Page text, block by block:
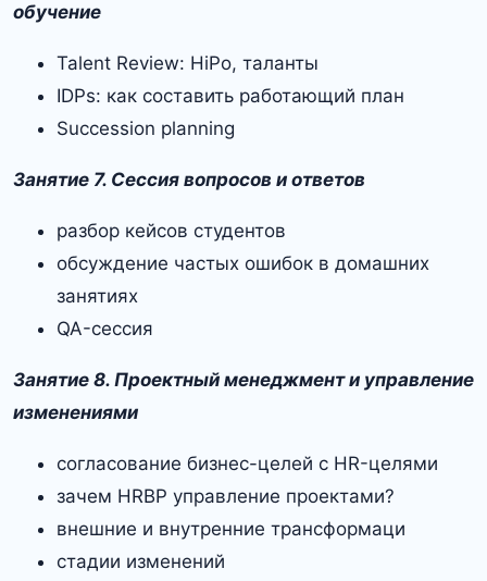
обучение
Talent Review: HiPo, таланты
IDPs: как составить работающий план
Succession planning
Занятие 7. Сессия вопросов и ответов
разбор кейсов студентов
обсуждение частых ошибок в домашних
занятиях
QA-сессия
Занятие 8. Проектный менеджмент и управление
изменениями
согласование бизнес-целей с HR-целями
зачем HRBP управление проектами?
внешние и внутренние трансформаци
стадии изменений